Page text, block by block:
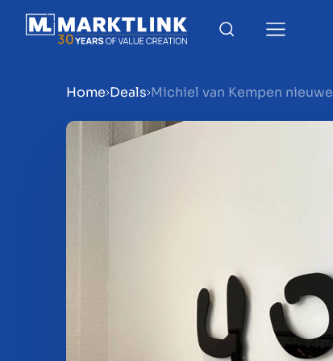
Menu
Bedrijf verkopen
Bedrijf kopen
Home Deals Michiel van Kempen